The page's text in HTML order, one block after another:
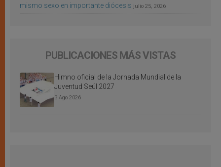
mismo sexo en importante diócesis julio 25, 2026
PUBLICACIONES MÁS VISTAS
Himno oficial de la Jornada Mundial de la
Juventud Seúl 2027
3 Ago 2026